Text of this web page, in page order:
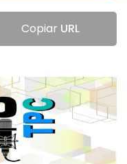
Copiar URL